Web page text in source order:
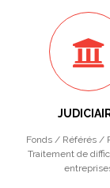
Fonds / Référés /
Traitement de